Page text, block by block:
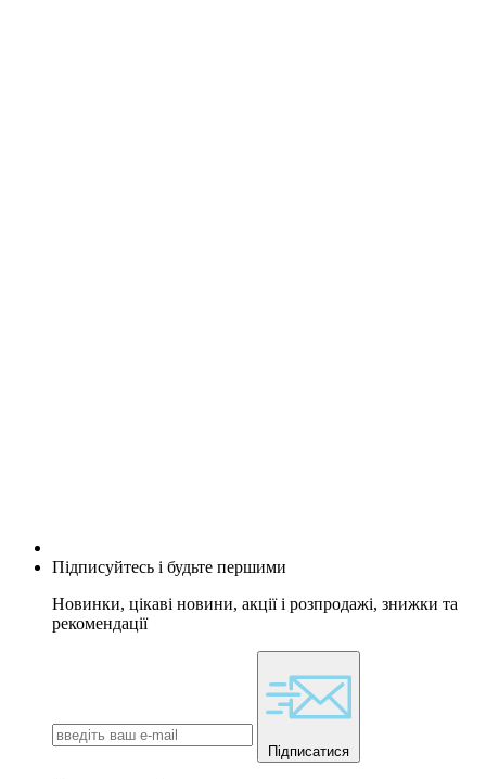
Підписуйтесь і будьте першими
Новинки, цікаві новини, акції і розпродажі, знижки та
рекомендації
Підписатися